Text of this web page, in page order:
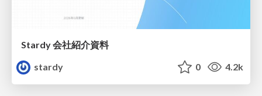
Stardy 会社紹介資料
stardy
0 4.2k